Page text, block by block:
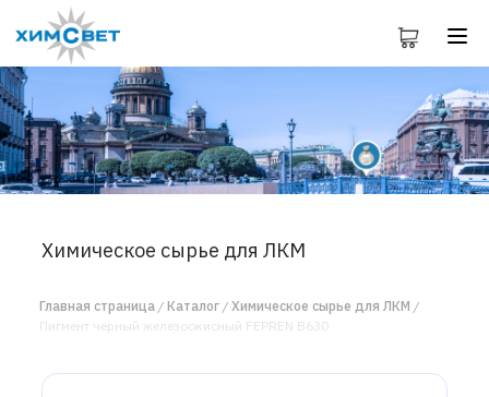
Химическое сырье для ЛКМ
Главная страница Каталог
Химическое сырье для ЛКМ
Пигмент черный железоокисный FEPREN B630